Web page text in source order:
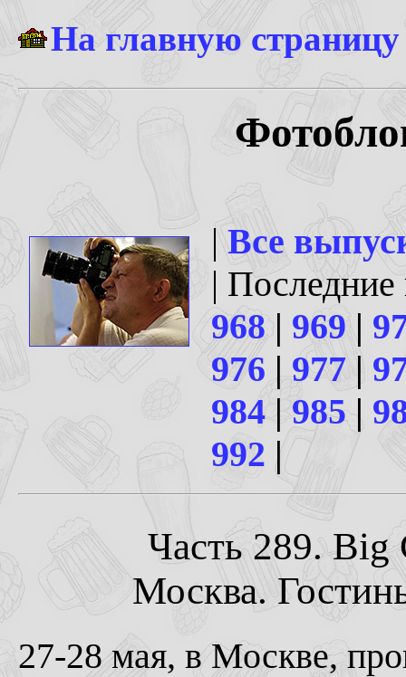
На главную
|Все
|
968| 969|
976 | 977 |
984 | 985|
992 |
Часть 289. Big
Москва.
27-28 мая, в Москве,